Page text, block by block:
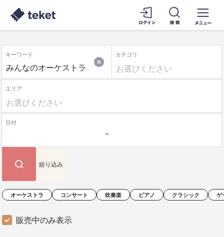
キーワード
オーケストラ コンサート 吹奏楽 ピアノ クラシック ゲ
カテゴリ
エリア
日付
販売中のみ表示
絞り込み